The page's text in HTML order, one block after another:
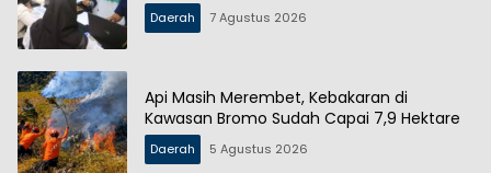
Daerah 7 Agustus 2026
Api Masih Merembet, Kebakaran di
Kawasan Bromo Sudah Capai 7,9 Hektare
Daerah 5 Agustus 2026